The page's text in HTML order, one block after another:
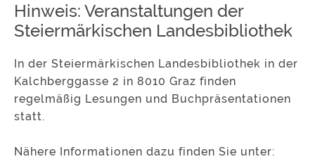
Hinweis: Veranstaltungen der
Steiermärkischen Landesbibliothek
In der Steiermärkischen Landesbibliothek in der
Kalchberggasse 2 in 8010 Graz finden
regelmäßig Lesungen und Buchpräsentationen
statt.
Nähere Informationen dazu finden Sie unter: